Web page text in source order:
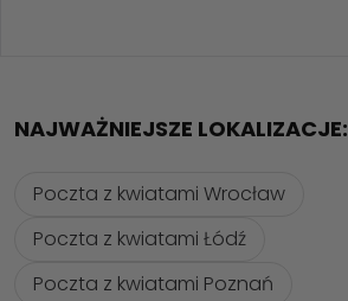
NAJWAŻNIEJSZE LOKALIZACJE:
Poczta z kwiatami Wrocław
Poczta z kwiatami Łódź
Poczta z kwiatami Poznań